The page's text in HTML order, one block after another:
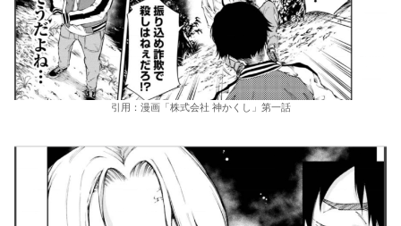
引用：漫画「株式会社 神かくし」第一話